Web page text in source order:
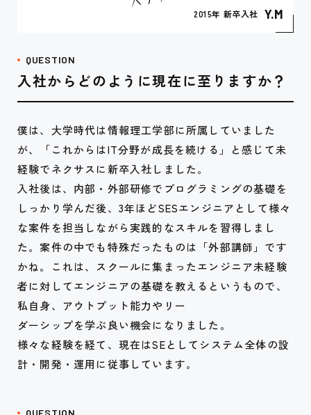
2015年 新卒入社 Y.M
QUESTION
入社からどのように現在に至りますか？
僕は、大学時代は情報理工学部に所属していました
が、「これからはIT分野が成長を続ける」と感じて未
経験でネクサスに新卒入社しました。
入社後は、内部・外部研修でプログラミングの基礎を
しっかり学んだ後、3年ほどSESエンジニアとして様々
な案件を担当しながら実践的なスキルを習得しまし
た。案件の中でも特殊だったものは「外部講師」です
かね。これは、スクールに集まったエンジニア未経験
者に対してエンジニアの基礎を教えるというもので、
私自身、アウトプット能力やリー
ダーシップを学ぶ良い機会になりました。
様々な経験を経て、現在はSEとしてシステム全体の設
計・開発・運用に従事しています。
QUESTION